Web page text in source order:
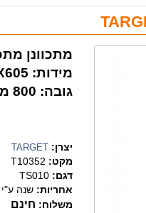
מתכוונן
מידות: 635X605 מ"מ
גובה: 800 מ"מ.
יצרן:TARGET
מקט: T10352
דגם:TS010
אחריות:שנה ע"י
משלוח: חינם